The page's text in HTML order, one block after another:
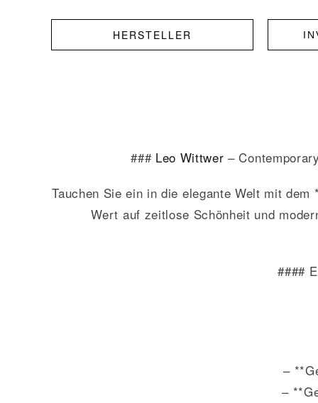
HERSTELLER
### Leo Wittwer –
Tauchen Sie ein in die elegante Welt mit
Wert auf zeitlose Schönheit und
####
–
–